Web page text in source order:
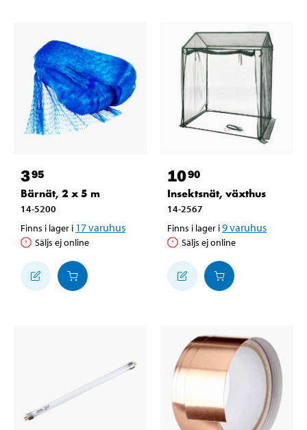
395
Bärnät, 2 x 5 m
14-5200
Finns i lager i 17varuhus
Säljs ej online
1090
Insektsnät, växthus
14-2567
Finns i lager i9varuhus
Säljs ej online